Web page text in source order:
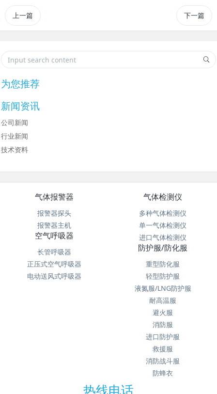
上一篇 下一篇
为您推荐
新闻资讯
公司新闻
行业新闻
技术资料
气体报警器
报警器探头
报警器主机
气体检测仪
多种气体检测仪
单一气体检测仪
进口气体检测仪
空气呼吸器
长管呼吸器
正压式空气呼吸器
电动送风式呼吸器
防护服/防化服
重型防化服
轻型防护服
液氮服/LNG防护服
耐高温服
避火服
消防服
进口防护服
救援服
消防战斗服
防蜂衣
热线电话